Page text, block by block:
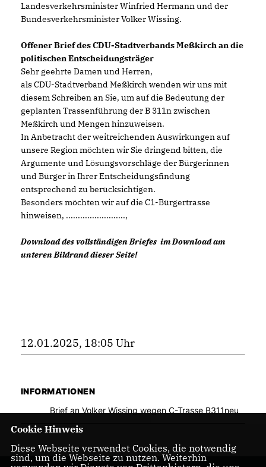
Landesverkehrsminister Winfried Hermann und der
Bundesverkehrsminister Volker Wissing.
Offener Brief des CDU-Stadtverbands Meßkirch an die
politischen Entscheidungsträger
Sehr geehrte Damen und Herren,
als CDU-Stadtverband Meßkirch wenden wir uns mit
diesem Schreiben an Sie, um auf die Bedeutung der
geplanten Trassenführung der B 311n zwischen
Meßkirch und Mengen hinzuweisen.
In Anbetracht der weitreichenden Auswirkungen auf
unsere Region möchten wir Sie dringend bitten, die
Argumente und Lösungsvorschläge der Bürgerinnen
und Bürger in Ihrer Entscheidungsfindung
entsprechend zu berücksichtigen.
Besonders möchten wir auf die C1-Bürgertrasse
hinweisen, .........................,
Download des vollständigen Briefes im Download am
unteren Bildrand dieser Seite!
12.01.2025, 18:05 Uhr
INFORMATIONEN
Brief an Volker Wissing wegen C-Trasse B311neu
Cookie Hinweis
Diese Webseite verwendet Cookies, die notwendig
sind, um die Webseite zu nutzen. Weiterhin